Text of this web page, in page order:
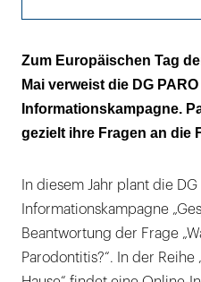
Die DG PARO
Zum Europäischen Tag
Mai verweist die DG
Informationskampagne.
gezielt ihre Fragen an die
In diesem Jahr plant die DG
Informationskampagne
Beantwortung der Frage
Parodontitis?“. In der Reihe